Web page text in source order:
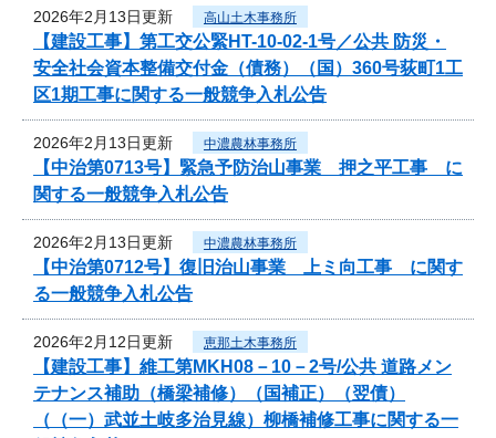
2026年2月13日更新 高山土木事務所
【建設工事】第工交公緊HT-10-02-1号／公共 防災・
安全社会資本整備交付金（債務）（国）360号荻町1工
区1期工事に関する一般競争入札公告
2026年2月13日更新 中濃農林事務所
【中治第0713号】緊急予防治山事業 押之平工事 に
関する一般競争入札公告
2026年2月13日更新 中濃農林事務所
【中治第0712号】復旧治山事業 上ミ向工事 に関す
る一般競争入札公告
2026年2月12日更新 恵那土木事務所
【建設工事】維工第MKH08－10－2号/公共 道路メン
テナンス補助（橋梁補修）（国補正）（翌債）
（（一）武並土岐多治見線）柳橋補修工事に関する一